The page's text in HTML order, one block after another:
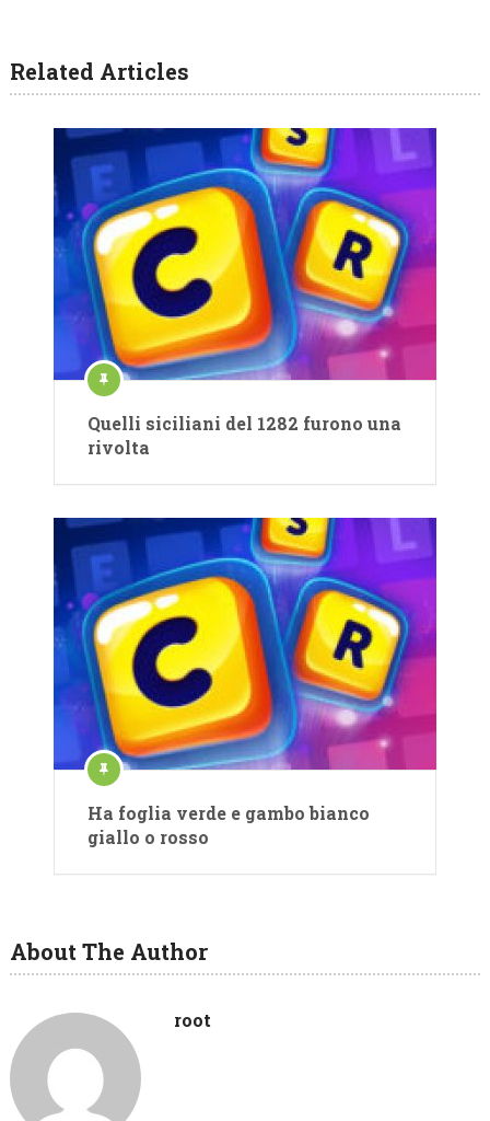
Related Articles
Quelli siciliani del 1282 furono una
rivolta
Ha foglia verde e gambo bianco
giallo o rosso
About The Author
root